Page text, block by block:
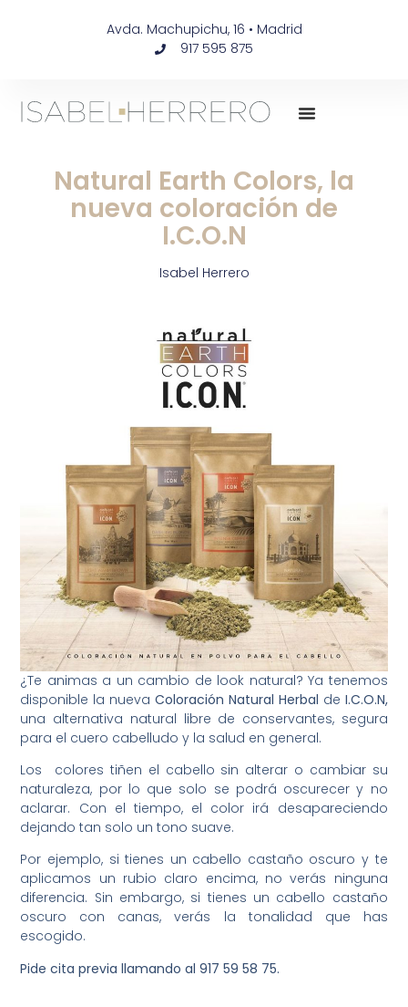
Avda. Machupichu, 16 • Madrid
917 595 875
Natural Earth Colors, la
nueva coloración de
I.C.O.N
Isabel Herrero
¿Te animas a un cambio de look natural?⁠ Ya tenemos
disponible la nuevaColoración Natural Herbal de I.C.O.N,
una alternativa natural libre de conservantes, segura
para el cuero cabelludo y la salud en general.⁠
Los colores tiñen el cabello sin alterar o cambiar su
naturaleza, por lo que solo se podrá oscurecer y no
aclarar. Con el tiempo, el color irá desapareciendo
dejando tan solo un tono suave.
Por ejemplo, si tienes un cabello castaño oscuro y te
aplicamos un rubio claro encima, no verás ninguna
diferencia. Sin embargo, si tienes un cabello castaño
oscuro con canas, verás la tonalidad que has
escogido.⁠
Pide cita previa llamando al 917 59 58 75.